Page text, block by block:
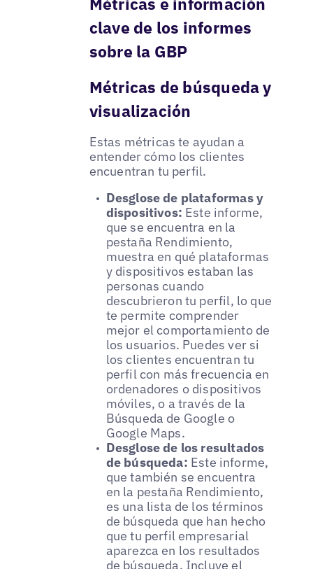
clave de los informes
sobre la GBP
Métricas de búsqueda y
visualización
Estas métricas te ayudan a
entender cómo los clientes
encuentran tu perfil.
Desglose de plataformas y
dispositivos: Este informe,
que se encuentra en la
pestaña Rendimiento,
muestra en qué plataformas
y dispositivos estaban las
personas cuando
descubrieron tu perfil, lo que
te permite comprender
mejor el comportamiento de
los usuarios. Puedes ver si
los clientes encuentran tu
perfil con más frecuencia en
ordenadores o dispositivos
móviles, o a través de la
Búsqueda de Google o
Google Maps.
Desglose de los resultados
de búsqueda: Este informe,
que también se encuentra
en la pestaña Rendimiento,
es una lista de los términos
de búsqueda que han hecho
que tu perfil empresarial
aparezca en los resultados
de búsqueda. Incluye el